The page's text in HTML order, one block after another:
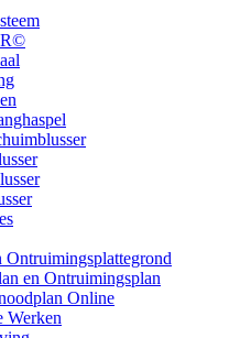
Ontruimingsplattegrond
en Ontruimingsplan
Online
Werken